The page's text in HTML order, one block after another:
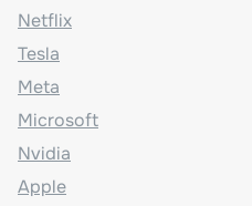
Netflix
Tesla
Meta
Microsoft
Nvidia
Apple